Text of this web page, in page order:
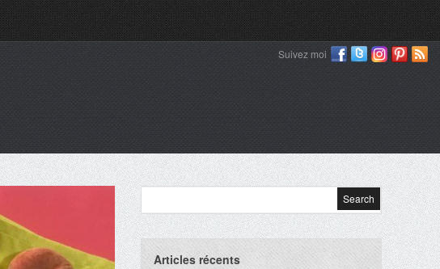
Suivez moi
Articles récents